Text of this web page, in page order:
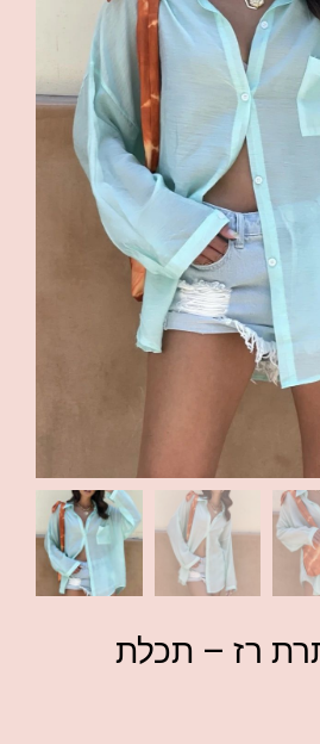
רז – תכלת